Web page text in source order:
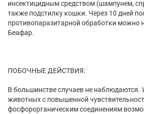
инсектицидным средством (шампунем,
также подстилку кошки. Через 10 дней
противопаразитарной обработки можно
Беафар.
ПОБОЧНЫЕ ДЕЙСТВИЯ:
В большинстве случаев не наблюдаются.
животных с повышенной
фосфорорганическим соединениям